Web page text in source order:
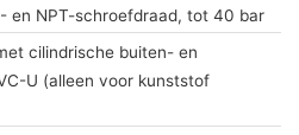
en NPT-schroefdraad, tot 40 bar
cilindrische buiten- en
U (alleen voor kunststof